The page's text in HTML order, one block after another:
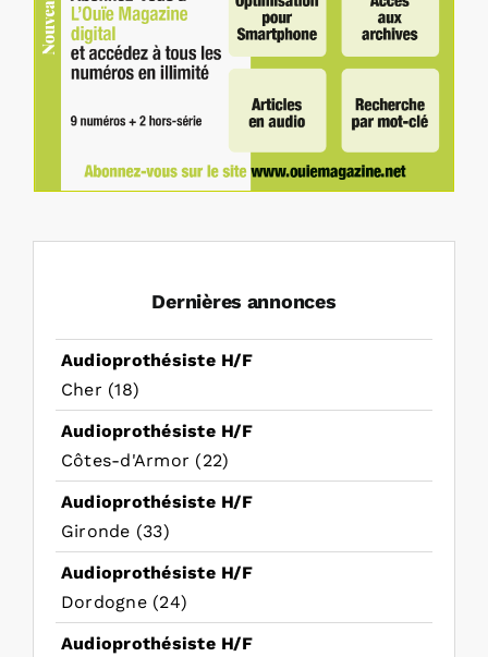
Dernières annonces
Audioprothésiste H/F
Cher (18)
Audioprothésiste H/F
Côtes-d'Armor (22)
Audioprothésiste H/F
Gironde (33)
Audioprothésiste H/F
Dordogne (24)
Audioprothésiste H/F